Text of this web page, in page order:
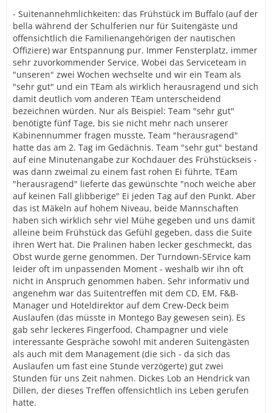
- Suitenannehmlichkeiten: das Frühstück im Buffalo (auf der
bella während der Schulferien nur für Suitengäste und
offensichtlich die Familienangehörigen der nautischen
Offiziere) war Entspannung pur. Immer Fensterplatz, immer
sehr zuvorkommender Service. Wobei das Serviceteam in
"unseren" zwei Wochen wechselte und wir ein Team als
"sehr gut" und ein TEam als wirklich herausragend und sich
damit deutlich vom anderen TEam unterscheidend
bezeichnen würden. Nur als Beispiel: Team "sehr gut"
benötigte fünf Tage, bis sie nicht mehr nach unserer
Kabinennummer fragen musste, Team "herausragend"
hatte das am 2. Tag im Gedächnis. Team "sehr gut" bestand
auf eine Minutenangabe zur Kochdauer des Frühstückseis -
was dann zweimal zu einem fast rohen Ei führte, TEam
"herausragend" lieferte das gewünschte "noch weiche aber
auf keinen Fall glibberige" Ei jeden Tag auf den Punkt. Aber
das ist Mäkeln auf hohem Niveau, beide Mannschaften
haben sich wirklich sehr viel Mühe gegeben und uns damit
alleine beim Frühstück das Gefühl gegeben, dass die Suite
ihren Wert hat. Die Pralinen haben lecker geschmeckt, das
Obst wurde gerne genommen. Der Turndown-SErvice kam
leider oft im unpassenden Moment - weshalb wir ihn oft
nicht in Anspruch genommen haben. Sehr informativ und
angenehm war das Suitentreffen mit dem CD, EM, F&B-
Manager und Hoteldirektor auf dem Crew-Deck beim
Auslaufen (das müsste in Montego Bay gewesen sein). Es
gab sehr leckeres Fingerfood, Champagner und viele
interessante Gespräche sowohl mit anderen Suitengästen
als auch mit dem Management (die sich - da sich das
Auslaufen um fast eine Stunde verzögerte) gut zwei
Stunden für uns Zeit nahmen. Dickes Lob an Hendrick van
Dillen, der dieses Treffen offensichtlich ins Leben gerufen
hatte.